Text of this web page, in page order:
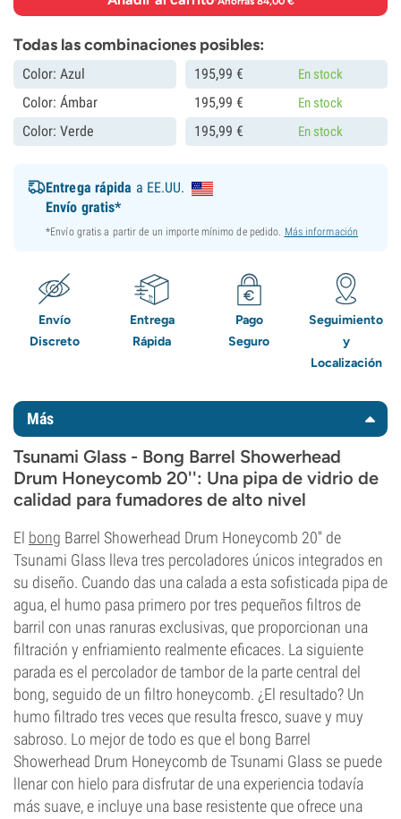
Todas las combinaciones posibles:
Color: Azul 195,99 € En stock
Color: Ámbar 195,99 € En stock
Color: Verde 195,99 € En stock
Entrega rápida a EE.UU.
Envío gratis*
*Envío gratis a partir de un importe mínimo de pedido. Más información
Envío
Discreto
Entrega
Rápida
Pago
Seguro
Seguimiento
y
Localización
Más
Tsunami Glass - Bong Barrel Showerhead
Drum Honeycomb 20'': Una pipa de vidrio de
calidad para fumadores de alto nivel
El bong Barrel Showerhead Drum Honeycomb 20'' de
Tsunami Glass lleva tres percoladores únicos integrados en
su diseño. Cuando das una calada a esta sofisticada pipa de
agua, el humo pasa primero por tres pequeños filtros de
barril con unas ranuras exclusivas, que proporcionan una
filtración y enfriamiento realmente eficaces. La siguiente
parada es el percolador de tambor de la parte central del
bong, seguido de un filtro honeycomb. ¿El resultado? Un
humo filtrado tres veces que resulta fresco, suave y muy
sabroso. Lo mejor de todo es que el bong Barrel
Showerhead Drum Honeycomb de Tsunami Glass se puede
llenar con hielo para disfrutar de una experiencia todavía
más suave, e incluye una base resistente que ofrece una